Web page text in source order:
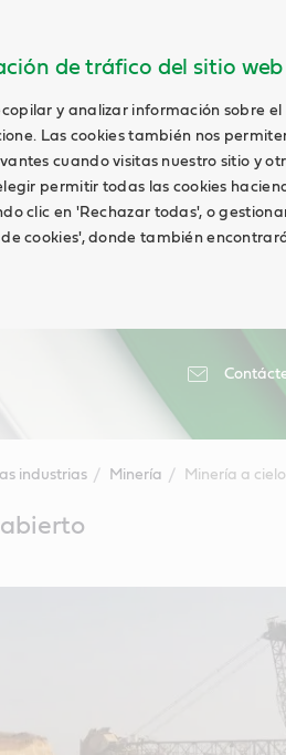
de tráfico del sitio web
y analizar información sobre
Las cookies también nos
cuando visitas nuestro sitio y
permitir todas las cookies
clic en 'Rechazar todas', o
cookies', donde también
industrias Minería Minería a